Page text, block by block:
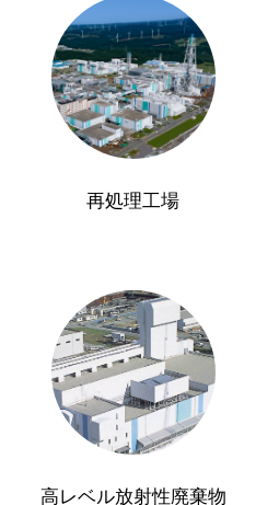
再処理工場
高レベル放射性廃棄物